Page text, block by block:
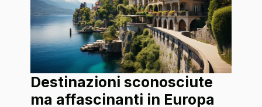
Destinazioni sconosciute
ma affascinanti in Europa